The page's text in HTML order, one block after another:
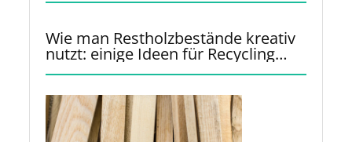
Wie man Restholzbestände kreativ
nutzt: einige Ideen für Recycling
und Upcycling